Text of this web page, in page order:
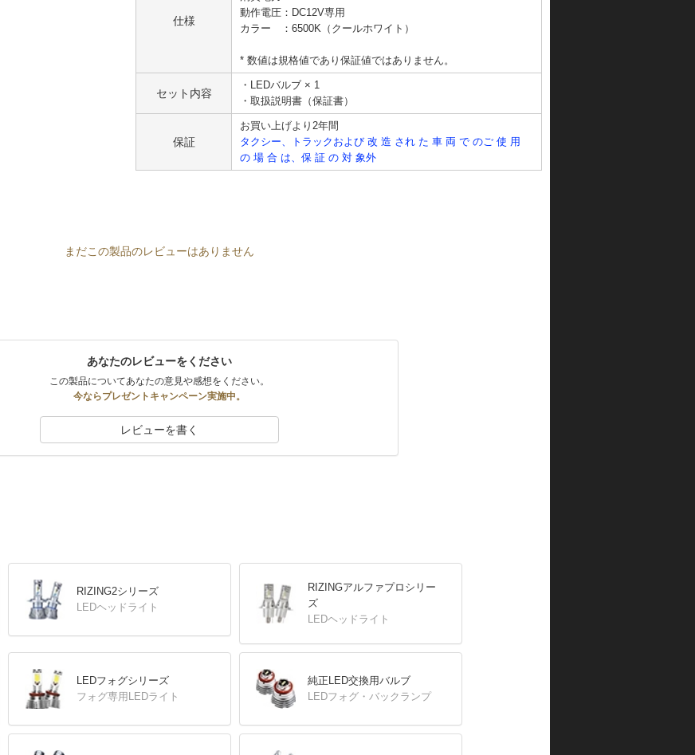
仕様
動作電圧：DC12V専用
カラー ：6500K（クールホワイト）
* 数値は規格値であり保証値ではありません。
セット内容
・LEDバルブ × 1
・取扱説明書（保証書）
保証
お買い上げより2年間
タクシー、トラックおよび 改 造 され た 車 両 で のご 使 用
の 場 合 は、保 証 の 対 象外
まだこの製品のレビューはありません
あなたのレビューをください
この製品についてあなたの意見や感想をください。
今ならプレゼントキャンペーン実施中。
レビューを書く
RIZING2シリーズ
LEDヘッドライト
RIZINGアルファプロシリー
ズ
LEDヘッドライト
LEDフォグシリーズ
フォグ専用LEDライト
純正LED交換用バルブ
LEDフォグ・バックランプ